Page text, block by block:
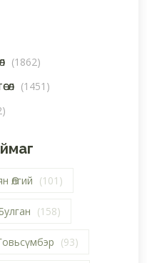
(1862)
(1451)
Өлгий (101)
(158)
(93)